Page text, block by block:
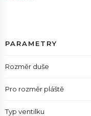
PARAMETRY
Rozměr duše
Pro rozměr pláště
Typ ventilku